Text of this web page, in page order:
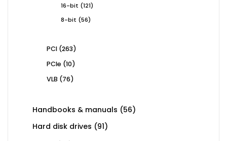
16-bit 121121
8-bit
5656
PCI 263263
PCIe 1010
VLB 7676
Handbooks & manuals 5656
Hard disk drives 9191